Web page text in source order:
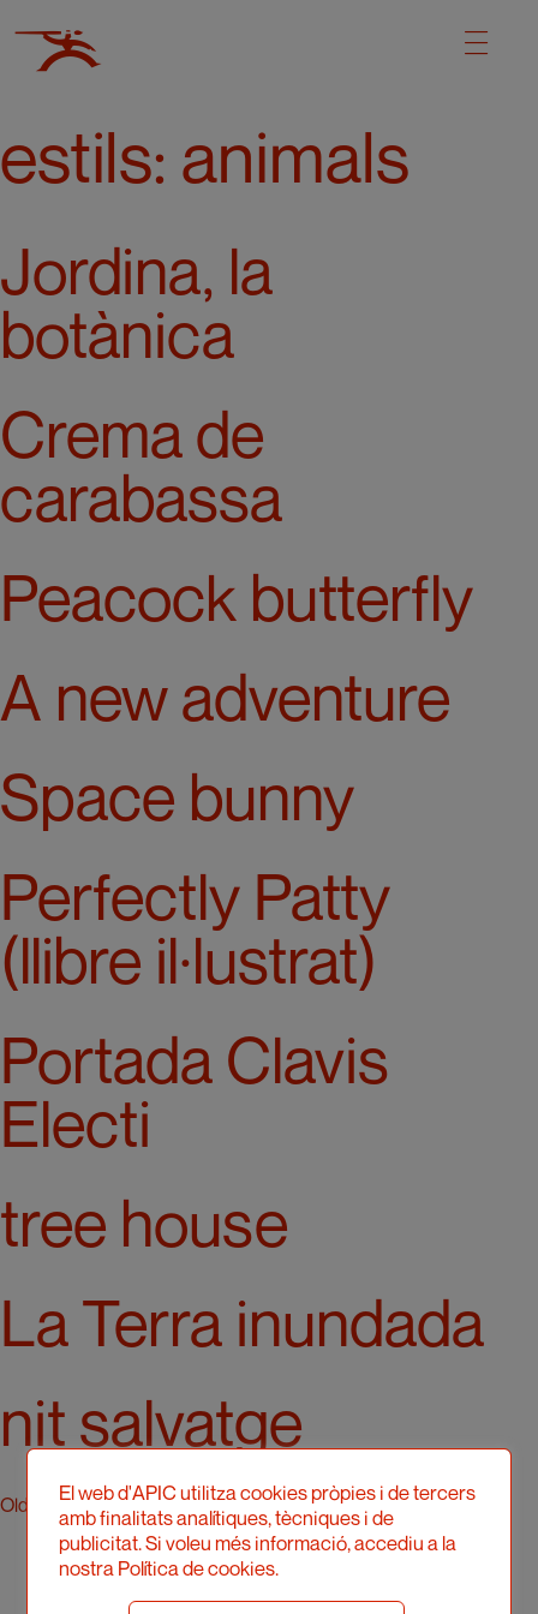
estils: animals
Jordina, la
botànica
Crema de
carabassa
Peacock butterfly
A new adventure
Space bunny
Perfectly Patty
(llibre il·lustrat)
Portada Clavis
Electi
tree house
La Terra inundada
nit salvatge
P
Older posts Newer posts
El web d'APIC utilitza cookies pròpies i de tercers
amb finalitats analítiques, tècniques i de
publicitat. Si voleu més informació, accediu a la
nostra Política de cookies.